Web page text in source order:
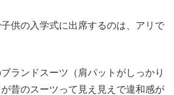
供の入学式に出席するのは、アリで
ランドスーツ（肩パットがしっかり
昔のスーツって見え見えで違和感が